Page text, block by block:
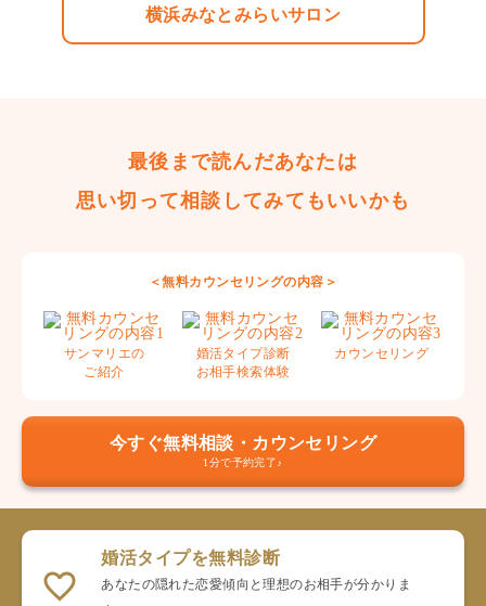
横浜みなとみらいサロン
最後まで読んだあなたは
思い切って相談してみてもいいかも
＜無料カウンセリングの内容＞
サンマリエの
ご紹介
婚活タイプ診断
お相手検索体験
カウンセリング
今すぐ無料相談・カウンセリング
1分で予約完了♪
婚活タイプを無料診断
あなたの隠れた恋愛傾向と理想のお相手が分かりま